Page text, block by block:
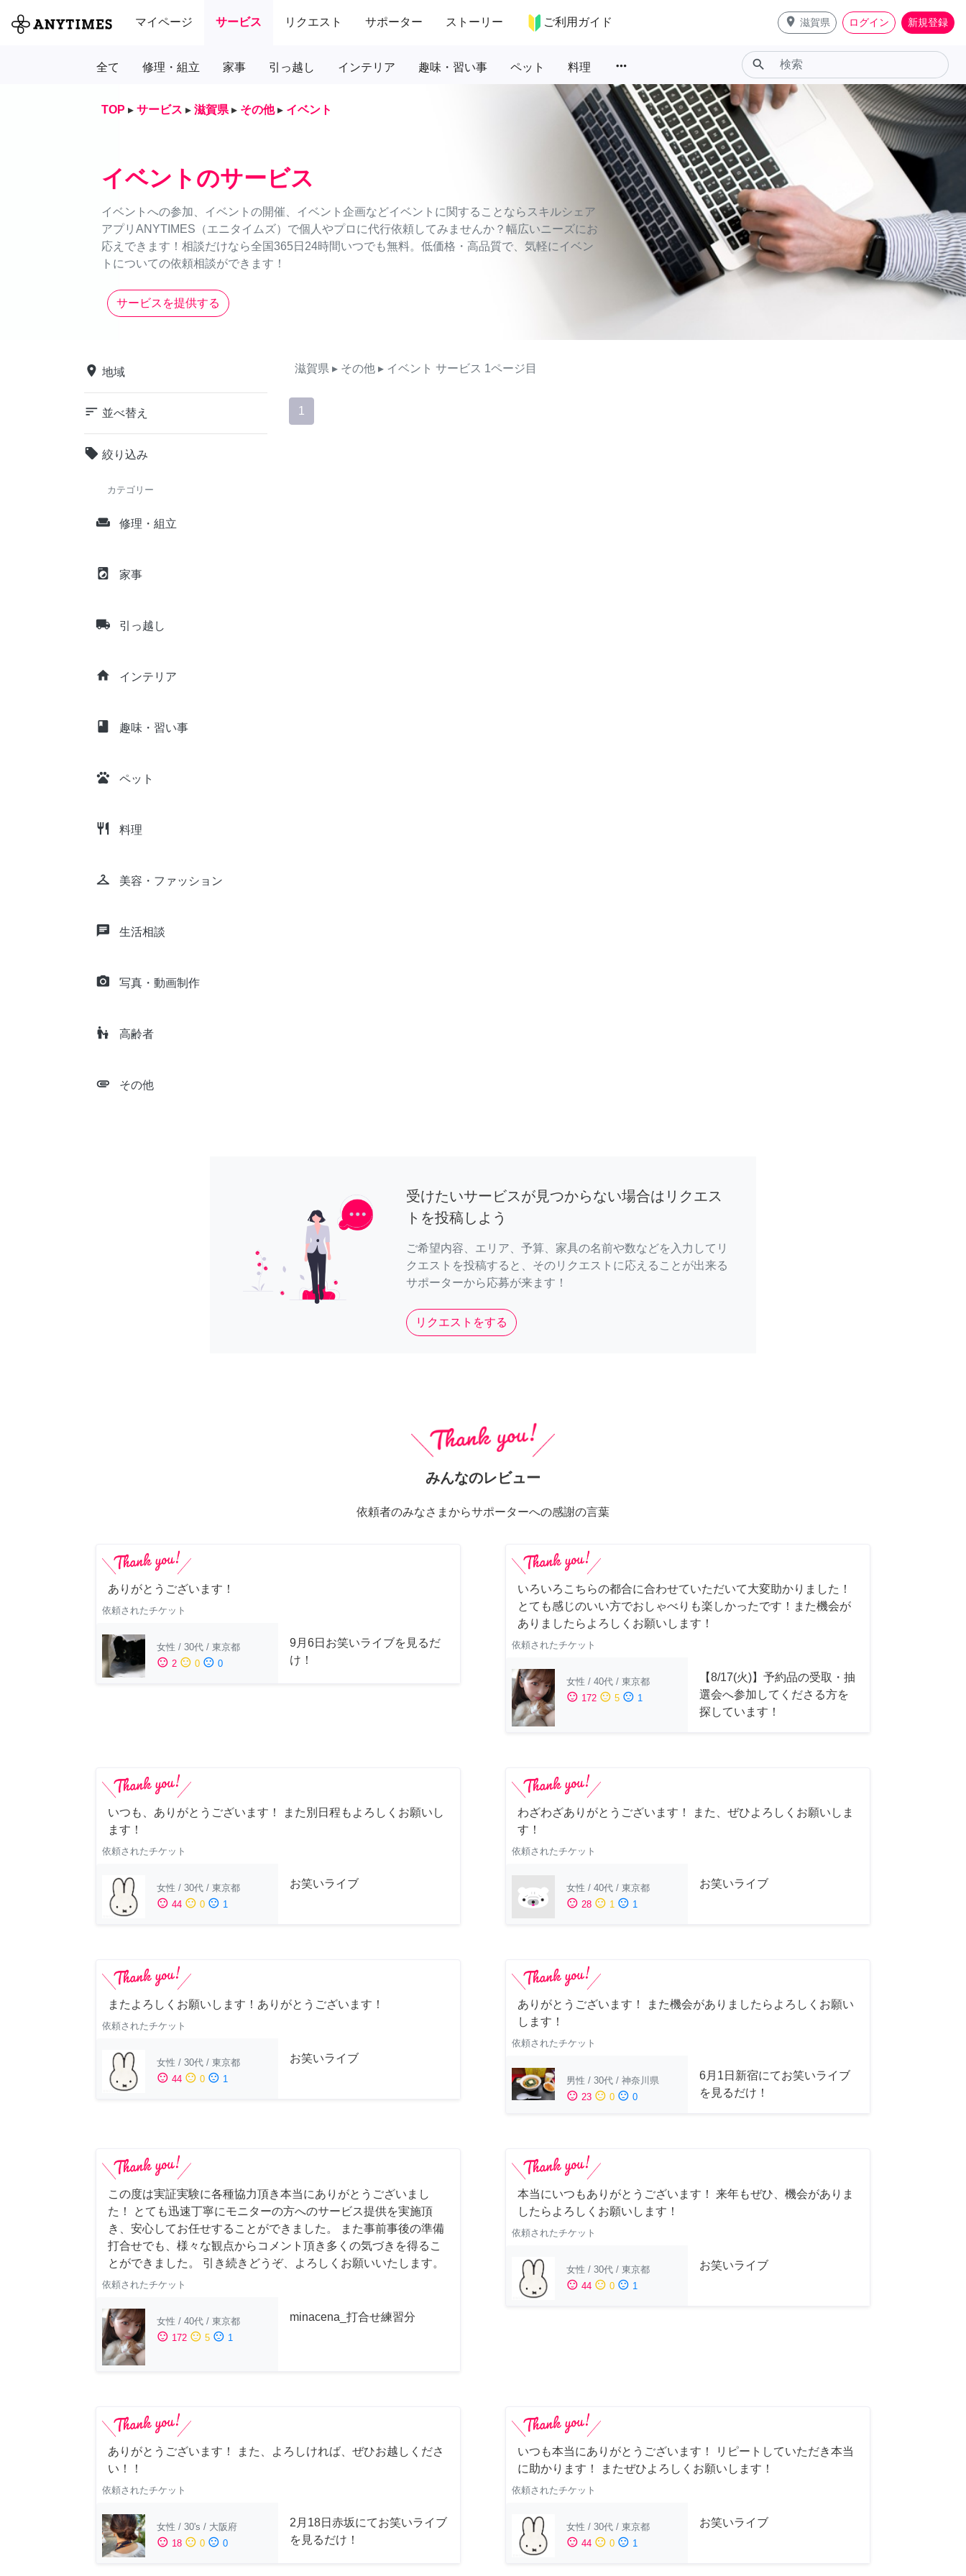
マイページ サービス リクエスト サポーター ストーリー ご利用ガイド place 滋賀県 ログイン 新規登録
全て 修理・組立 家事 引っ越し インテリア 趣味・習い事 ペット 料理 more_horiz search
TOP ▸ サービス ▸ 滋賀県 ▸ その他 ▸ イベント
イベントのサービス
イベントへの参加、イベントの開催、イベント企画などイベントに関することならスキルシェア
アプリANYTIMES（エニタイムズ）で個人やプロに代行依頼してみませんか？幅広いニーズにお
応えできます！相談だけなら全国365日24時間いつでも無料。低価格・高品質で、気軽にイベン
トについての依頼相談ができます！
サービスを提供する
place 地域
sort 並べ替え
local_offer 絞り込み
カテゴリー
weekend 修理・組立
local_laundry_service 家事
local_shipping 引っ越し
home インテリア
class 趣味・習い事
pets ペット
restaurant 料理
checkroom 美容・ファッション
chat 生活相談
camera_alt 写真・動画制作
escalator_warning 高齢者
attachment その他
滋賀県 ▸ その他 ▸ イベント サービス 1ページ目
1
受けたいサービスが見つからない場合はリクエス
トを投稿しよう
ご希望内容、エリア、予算、家具の名前や数などを入力してリ
クエストを投稿すると、そのリクエストに応えることが出来る
サポーターから応募が来ます！
リクエストをする
みんなのレビュー
依頼者のみなさまからサポーターへの感謝の言葉
ありがとうございます！
依頼されたチケット
女性 / 30代 / 東京都
sentiment_satisfied 2 sentiment_neutral 0 sentiment_dissatisfied 0
9月6日お笑いライブを見るだ
け！
いろいろこちらの都合に合わせていただいて大変助かりました！
とても感じのいい方でおしゃべりも楽しかったです！また機会が
ありましたらよろしくお願いします！
依頼されたチケット
女性 / 40代 / 東京都
sentiment_satisfied 172 sentiment_neutral 5 sentiment_dissatisfied 1
【8/17(火)】予約品の受取・抽
選会へ参加してくださる方を
探しています！
いつも、ありがとうございます！ また別日程もよろしくお願いし
ます！
依頼されたチケット
女性 / 30代 / 東京都
sentiment_satisfied 44 sentiment_neutral 0 sentiment_dissatisfied 1
お笑いライブ
わざわざありがとうございます！ また、ぜひよろしくお願いしま
す！
依頼されたチケット
女性 / 40代 / 東京都
sentiment_satisfied 28 sentiment_neutral 1 sentiment_dissatisfied 1
お笑いライブ
またよろしくお願いします！ありがとうございます！
依頼されたチケット
女性 / 30代 / 東京都
sentiment_satisfied 44 sentiment_neutral 0 sentiment_dissatisfied 1
お笑いライブ
ありがとうございます！ また機会がありましたらよろしくお願い
します！
依頼されたチケット
男性 / 30代 / 神奈川県
sentiment_satisfied 23 sentiment_neutral 0 sentiment_dissatisfied 0
6月1日新宿にてお笑いライブ
を見るだけ！
この度は実証実験に各種協力頂き本当にありがとうございまし
た！ とても迅速丁寧にモニターの方へのサービス提供を実施頂
き、安心してお任せすることができました。 また事前事後の準備
打合せでも、様々な観点からコメント頂き多くの気づきを得るこ
とができました。 引き続きどうぞ、よろしくお願いいたします。
依頼されたチケット
女性 / 40代 / 東京都
sentiment_satisfied 172 sentiment_neutral 5 sentiment_dissatisfied 1
minacena_打合せ練習分
本当にいつもありがとうございます！ 来年もぜひ、機会がありま
したらよろしくお願いします！
依頼されたチケット
女性 / 30代 / 東京都
sentiment_satisfied 44 sentiment_neutral 0 sentiment_dissatisfied 1
お笑いライブ
ありがとうございます！ また、よろしければ、ぜひお越しくださ
い！！
依頼されたチケット
女性 / 30's / 大阪府
sentiment_satisfied 18 sentiment_neutral 0 sentiment_dissatisfied 0
2月18日赤坂にてお笑いライブ
を見るだけ！
いつも本当にありがとうございます！ リピートしていただき本当
に助かります！ またぜひよろしくお願いします！
依頼されたチケット
女性 / 30代 / 東京都
sentiment_satisfied 44 sentiment_neutral 0 sentiment_dissatisfied 1
お笑いライブ